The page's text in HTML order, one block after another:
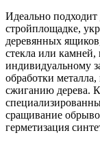
Идеально
стройплощадке,
деревянных
стекла или
индивидуальному
обработки
сжиганию дерева.
сращивание
герметизация